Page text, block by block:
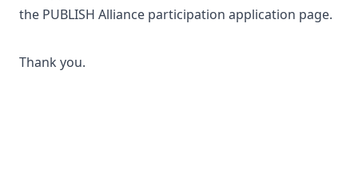
the PUBLISH Alliance participation application page.
Thank you.